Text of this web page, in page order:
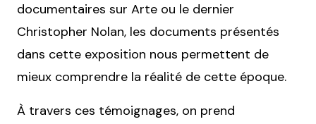
documentaires sur Arte ou le dernier
Christopher Nolan, les documents présentés
dans cette exposition nous permettent de
mieux comprendre la réalité de cette époque.
À travers ces témoignages, on prend